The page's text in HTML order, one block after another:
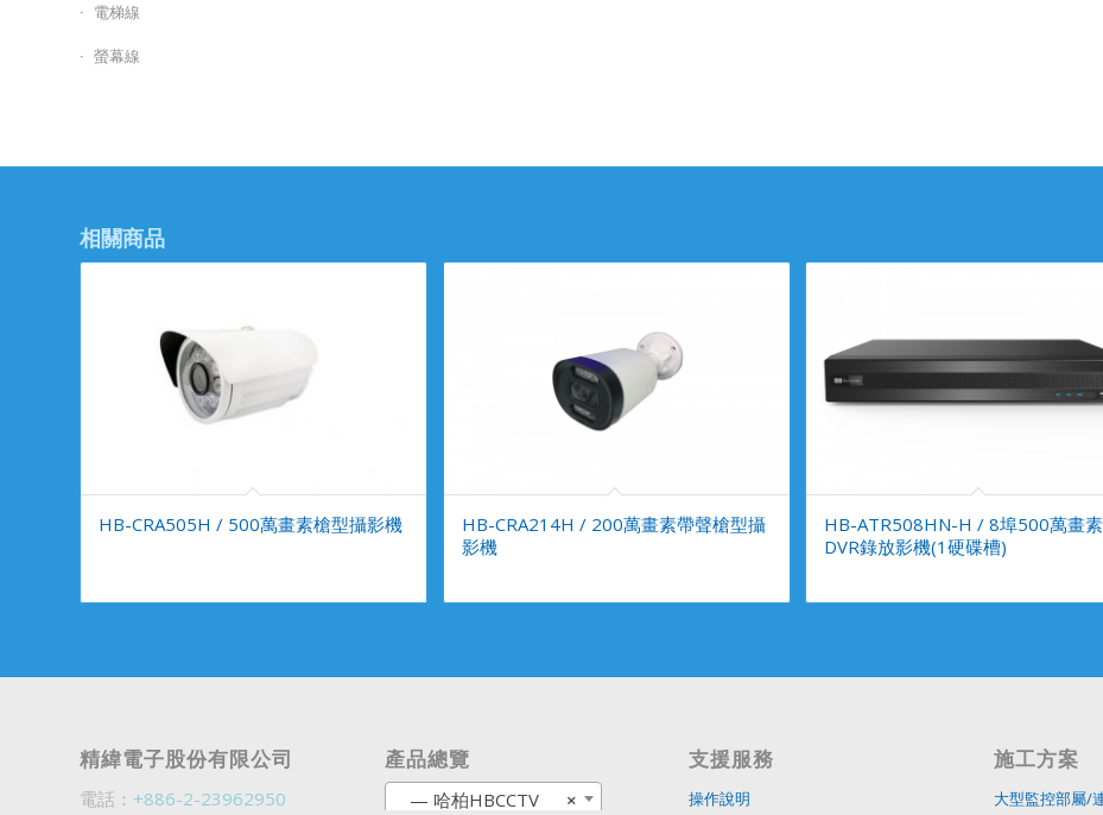
電梯線
螢幕線
相關商品
HB-CRA505H / 500萬畫素槍型攝影機
HB-CRA214H / 200萬畫素帶聲槍型攝
影機
HB-ATR508HN-H / 8埠500萬畫素
DVR錄放影機(1硬碟槽)
精緯電子股份有限公司
電話： +886-2-23962950
產品總覽
×
— 哈柏HBCCTV
支援服務
操作說明
施工方案
大型監控部屬/